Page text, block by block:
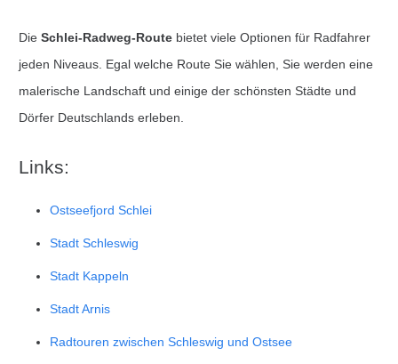
Die Schlei-Radweg-Route bietet viele Optionen für Radfahrer
jeden Niveaus. Egal welche Route Sie wählen, Sie werden eine
malerische Landschaft und einige der schönsten Städte und
Dörfer Deutschlands erleben.
Links:
Ostseefjord Schlei
Stadt Schleswig
Stadt Kappeln
Stadt Arnis
Radtouren zwischen Schleswig und Ostsee